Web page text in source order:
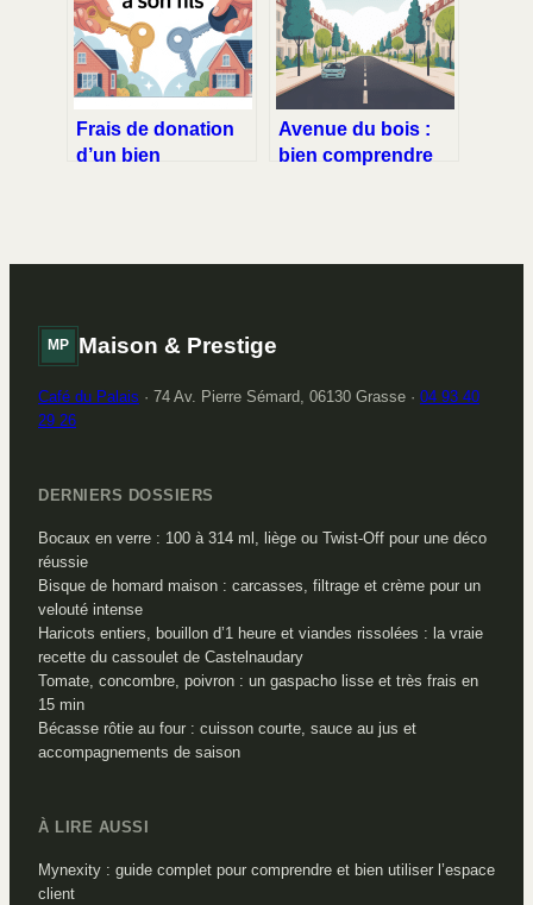
Frais de donation
d’un bien
Avenue du bois :
bien comprendre
MP Maison & Prestige
Café du Palais · 74 Av. Pierre Sémard, 06130 Grasse · 04 93 40
29 26
DERNIERS DOSSIERS
Bocaux en verre : 100 à 314 ml, liège ou Twist-Off pour une déco
réussie
Bisque de homard maison : carcasses, filtrage et crème pour un
velouté intense
Haricots entiers, bouillon d’1 heure et viandes rissolées : la vraie
recette du cassoulet de Castelnaudary
Tomate, concombre, poivron : un gaspacho lisse et très frais en
15 min
Bécasse rôtie au four : cuisson courte, sauce au jus et
accompagnements de saison
À LIRE AUSSI
Mynexity : guide complet pour comprendre et bien utiliser l’espace
client